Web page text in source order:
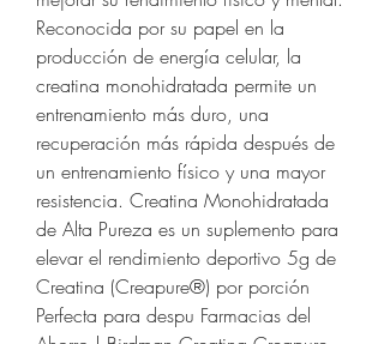
Reconocida por su papel en la
producción de energía celular, la
creatina monohidratada permite un
entrenamiento más duro, una
recuperación más rápida después de
un entrenamiento físico y una mayor
resistencia. Creatina Monohidratada
de Alta Pureza es un suplemento para
elevar el rendimiento deportivo 5g de
Creatina (Creapure®) por porción
Perfecta para despu Farmacias del